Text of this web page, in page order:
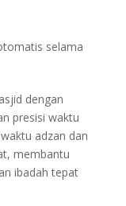
selama
dengan
presisi waktu
adzan dan
membantu
ibadah tepat